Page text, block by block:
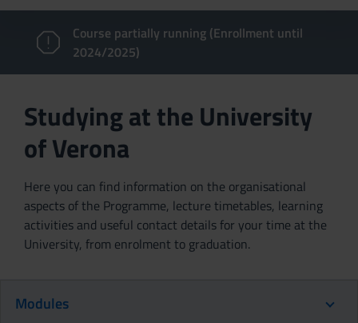
Course partially running (Enrollment until
2024/2025)
Studying at the University
of Verona
Here you can find information on the organisational
aspects of the Programme, lecture timetables, learning
activities and useful contact details for your time at the
University, from enrolment to graduation.
Modules